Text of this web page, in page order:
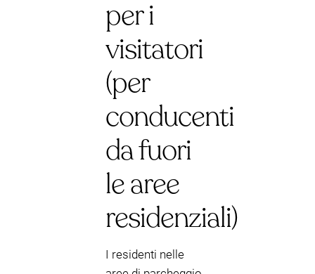
per i
visitatori
(per
conducenti
da fuori
le aree
residenziali)
I residenti nelle